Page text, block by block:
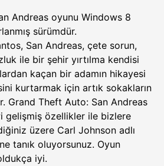
Andreas oyunu Windows 8
sürümdür.
San Andreas, çete sorun,
ile bir şehir yırtılma kendisi
kaçan bir adamın hikayesi
kurtarmak için artık sokakların
Grand Theft Auto: San Andreas
gelişmiş özellikler ile bizlere
üzere Carl Johnson adlı
tanık oluyorsunuz. Oyun
iyi.